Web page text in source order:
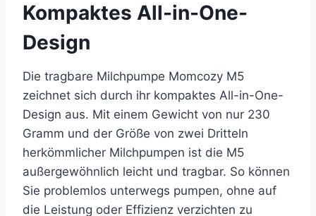
Kompaktes All-in-One-
Design
Die tragbare Milchpumpe Momcozy M5
zeichnet sich durch ihr kompaktes All-in-One-
Design aus. Mit einem Gewicht von nur 230
Gramm und der Größe von zwei Dritteln
herkömmlicher Milchpumpen ist die M5
außergewöhnlich leicht und tragbar. So können
Sie problemlos unterwegs pumpen, ohne auf
die Leistung oder Effizienz verzichten zu